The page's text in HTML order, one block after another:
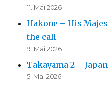
11. Mai 2026
Hakone – His
the call
9. Mai 2026
Takayama 2 –
5. Mai 2026